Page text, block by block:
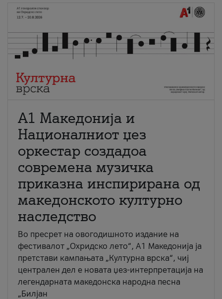
А1 Македонија и
Националниот џез
оркестар создадоа
современа музичка
приказна инспирирана од
македонското културно
наследство
Во пресрет на овогодишното издание на
фестивалот „Охридско лето“, А1 Македонија ја
претстави кампањата „Културна врска“, чиј
централен дел е новата џез-интерпретација на
легендарната македонска народна песна
„Билјан